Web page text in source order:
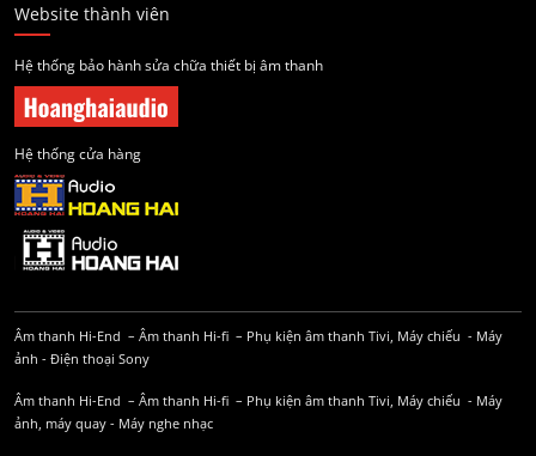
Website thành viên
Hệ thống bảo hành sửa chữa thiết bị âm thanh
Hệ thống cửa hàng
Âm thanh Hi-End – Âm thanh Hi-fi – Phụ kiện âm thanh Tivi, Máy chiếu - Máy
ảnh - Điện thoại Sony
Âm thanh Hi-End – Âm thanh Hi-fi – Phụ kiện âm thanh Tivi, Máy chiếu - Máy
ảnh, máy quay - Máy nghe nhạc